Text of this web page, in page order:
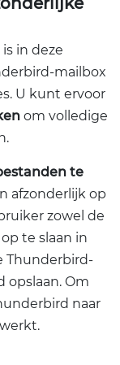
in deze
mailbox
U kunt ervoor
om volledige
te
afzonderlijk op
zowel de
te slaan in
Thunderbird-
opslaan. Om
naar